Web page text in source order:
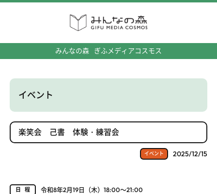
みんなの森 ぎふメディアコスモス
イベント
楽笑会 己書 体験・練習会
イベント 2025/12/15
日程 令和8年2月19日（木）18:00～21:00